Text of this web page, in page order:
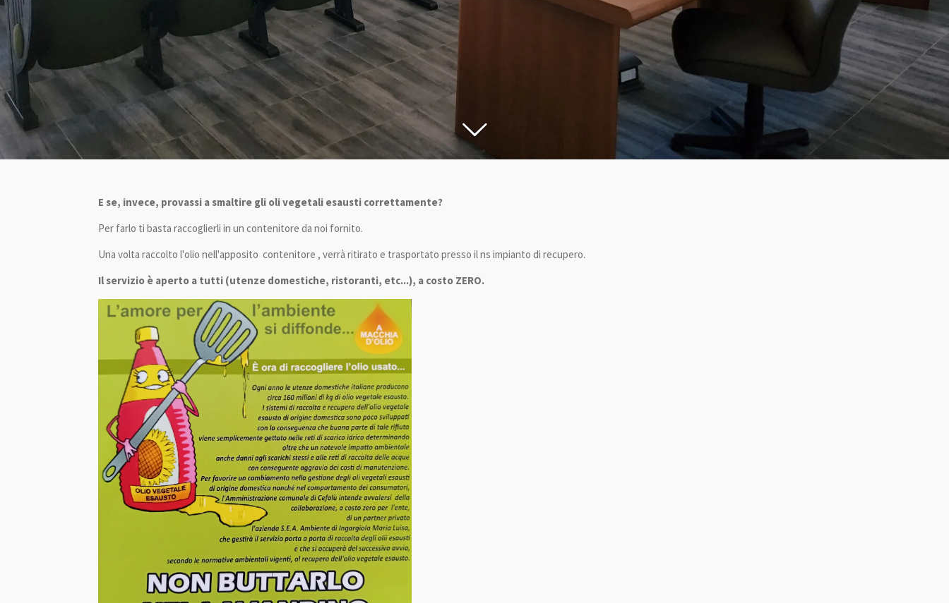
E se, invece, provassi a smaltire gli oli vegetali esausti correttamente?
Per farlo ti basta raccoglierli in un contenitore da noi fornito.
Una volta raccolto l'olio nell'apposito contenitore , verrà ritirato e trasportato presso il ns impianto di recupero.
Il servizio è aperto a tutti (utenze domestiche, ristoranti, etc...), a costo ZERO.